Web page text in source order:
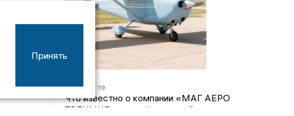
07/08 16:19
Что известно о компании «МАГ АЕРО
ТРЕНИНГ», самолёт которой потерпел крушение
Принять